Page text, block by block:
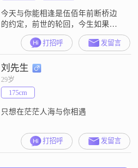
今天与你能相逢是伍佰年前断桥边
的约定，前世的轮回，今生如果我
们能相遇见，我会珍惜不该失去的
失去，与你在生活中去寻找安徒生
笔下的童话，住在一个无名小镇，
看春天的万物，秋天的夕阳，看南
国风光，北国飘雪 ，共享无限的黄
昏。
打招呼 发留言
刘先生
29岁
175cm
只想在茫茫人海与你相遇
打招呼 发留言